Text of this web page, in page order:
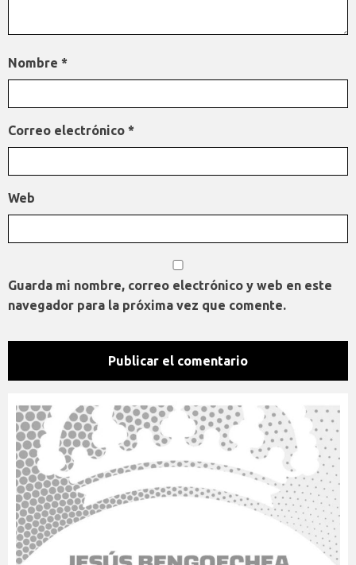
Nombre *
Correo electrónico *
Web
Guarda mi nombre, correo electrónico y web en este
navegador para la próxima vez que comente.